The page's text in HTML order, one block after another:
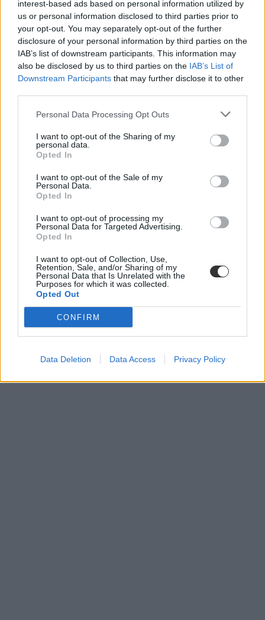
interest-based ads based on personal information utilized by
us or personal information disclosed to third parties prior to
your opt-out. You may separately opt-out of the further
disclosure of your personal information by third parties on the
IAB’s list of downstream participants. This information may
also be disclosed by us to third parties on the IAB’s List of
Downstream Participants that may further disclose it to other
Personal Data Processing Opt Outs
I want to opt-out of the Sharing of my
personal data.
Opted In
I want to opt-out of the Sale of my
Personal Data.
Opted In
I want to opt-out of processing my
Personal Data for Targeted Advertising.
Opted In
I want to opt-out of Collection, Use,
Retention, Sale, and/or Sharing of my
Personal Data that Is Unrelated with the
Purposes for which it was collected.
Opted Out
CONFIRM
Data Deletion Data Access Privacy Policy
határidő
jelentkezés